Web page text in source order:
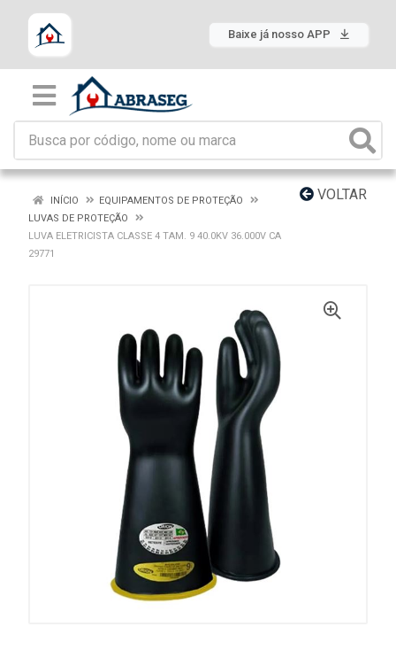
Baixe já nosso APP
VOLTAR
INÍCIO
EQUIPAMENTOS DE PROTEÇÃO
LUVAS DE PROTEÇÃO
LUVA ELETRICISTA CLASSE 4 TAM. 9 40.0KV 36.000V CA
29771